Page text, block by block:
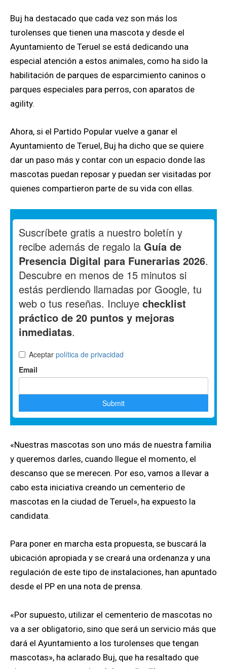
Buj ha destacado que cada vez son más los
turolenses que tienen una mascota y desde el
Ayuntamiento de Teruel se está dedicando una
especial atención a estos animales, como ha sido la
habilitación de parques de esparcimiento caninos o
parques especiales para perros, con aparatos de
agility.
Ahora, si el Partido Popular vuelve a ganar el
Ayuntamiento de Teruel, Buj ha dicho que se quiere
dar un paso más y contar con un espacio donde las
mascotas puedan reposar y puedan ser visitadas por
quienes compartieron parte de su vida con ellas.
«Nuestras mascotas son uno más de nuestra familia
y queremos darles, cuando llegue el momento, el
descanso que se merecen. Por eso, vamos a llevar a
cabo esta iniciativa creando un cementerio de
mascotas en la ciudad de Teruel», ha expuesto la
candidata.
Para poner en marcha esta propuesta, se buscará la
ubicación apropiada y se creará una ordenanza y una
regulación de este tipo de instalaciones, han apuntado
desde el PP en una nota de prensa.
«Por supuesto, utilizar el cementerio de mascotas no
va a ser obligatorio, sino que será un servicio más que
dará el Ayuntamiento a los turolenses que tengan
mascotas», ha aclarado Buj, que ha resaltado que